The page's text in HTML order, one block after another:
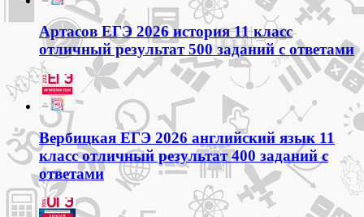
Артасов ЕГЭ 2026 история 11 класс
отличный результат 500 заданий с ответами
Вербицкая ЕГЭ 2026 английский язык 11
класс отличный результат 400 заданий с
ответами